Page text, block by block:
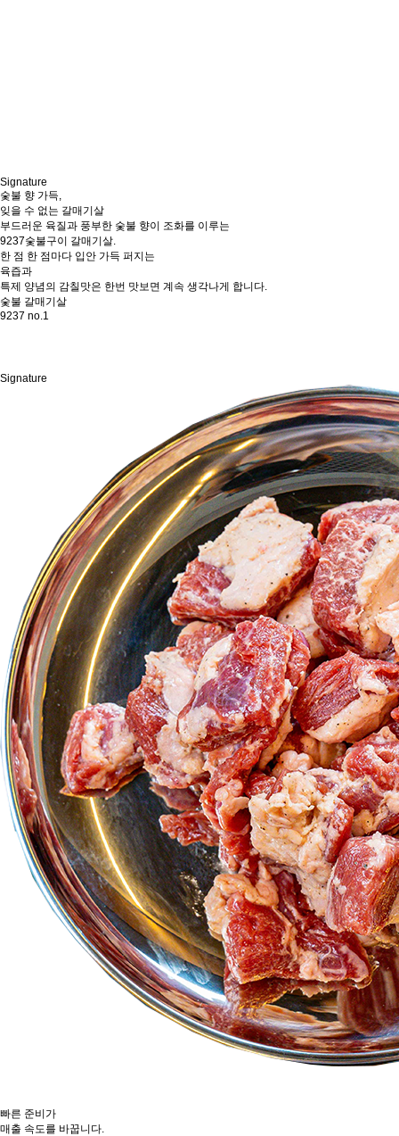
Signature
숯불 향 가득,
잊을 수 없는 갈매기살
부드러운 육질과 풍부한 숯불 향이 조화를 이루는
9237숯불구이 갈매기살.
한 점 한 점마다 입안 가득 퍼지는
육즙과
특제 양념의 감칠맛은 한번 맛보면 계속 생각나게 합니다.
숯불 갈매기살
9237 no.1
Signature
빠른 준비가
매출 속도를 바꿉니다.